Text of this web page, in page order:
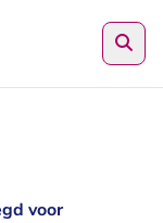
voor